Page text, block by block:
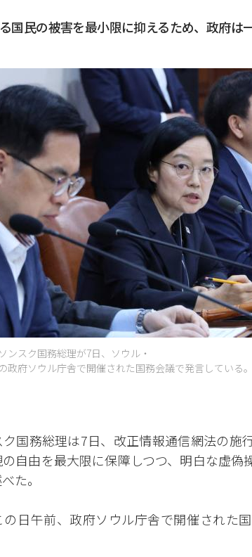
る国民の被害を最小限に抑えるため、政府は
ンスク国務総理が7日、ソウル・
政府ソウル庁舎で開催された国務会議で発言している
国務総理は7日、改正情報通信網法の施
自由を最大限に保障しつつ、明白な虚
た。
の日午前、政府ソウル庁舎で開催された